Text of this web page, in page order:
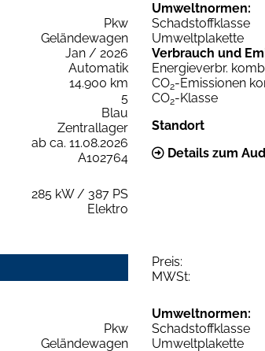
Pkw
Geländewagen
Jan / 2026
Automatik
14.900 km
5
Blau
Zentrallager
ab ca. 11.08.2026
A102764
285 kW / 387 PS
Elektro
Umweltnormen:
Schadstoffklasse
Umweltplakette
Verbrauch und
Energieverbr.
CO2-Emissionen
CO2-Klasse
Standort
Details zum
Preis:
MWSt:
Pkw
Geländewagen
Umweltnormen:
Schadstoffklasse
Umweltplakette